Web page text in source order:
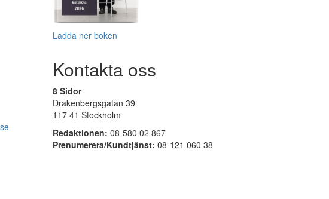
Ladda ner boken
Kontakta oss
8 Sidor
Drakenbergsgatan 39
117 41 Stockholm
Redaktionen: 08-580 02 867
Prenumerera/Kundtjänst: 08-121 060 38